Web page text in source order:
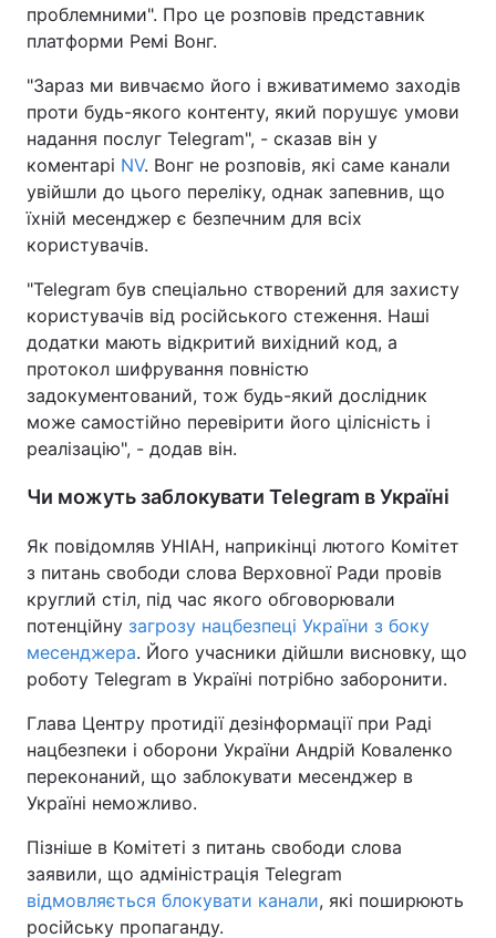
проблемними". Про це розповів представник
платформи Ремі Вонг.
"Зараз ми вивчаємо його і вживатимемо заходів
проти будь-якого контенту, який порушує умови
надання послуг Telegram", - сказав він у
коментарі NV. Вонг не розповів, які саме канали
увійшли до цього переліку, однак запевнив, що
їхній месенджер є безпечним для всіх
користувачів.
"Telegram був спеціально створений для захисту
користувачів від російського стеження. Наші
додатки мають відкритий вихідний код, а
протокол шифрування повністю
задокументований, тож будь-який дослідник
може самостійно перевірити його цілісність і
реалізацію", - додав він.
Чи можуть заблокувати Telegram в Україні
Як повідомляв УНІАН, наприкінці лютого Комітет
з питань свободи слова Верховної Ради провів
круглий стіл, під час якого обговорювали
потенційну загрозу нацбезпеці України з боку
месенджера. Його учасники дійшли висновку, що
роботу Telegram в Україні потрібно заборонити.
Глава Центру протидії дезінформації при Раді
нацбезпеки і оборони України Андрій Коваленко
переконаний, що заблокувати месенджер в
Україні неможливо.
Пізніше в Комітеті з питань свободи слова
заявили, що адміністрація Telegram
відмовляється блокувати канали, які поширюють
російську пропаганду.